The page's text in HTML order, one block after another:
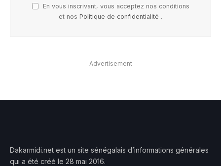
En vous inscrivant, vous acceptez nos conditions
et nos Politique de confidentialité .
Advertisement
Dakarmidi.net est un site sénégalais d’informations générales
qui a été créé le 28 mai 2016.